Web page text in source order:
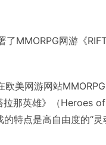
MMORPG网游《
欧美网游网站
拉那英雄》（Heroes of
特点是高自由度的“灵